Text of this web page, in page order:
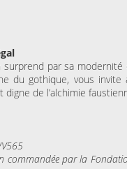
par sa modernité
du gothique, vous invite
de l’alchimie
commandée par la